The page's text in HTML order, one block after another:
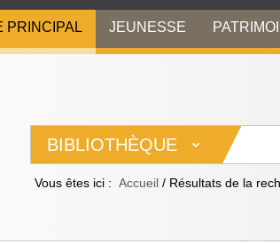
PRINCIPAL JEUNESSE
BIBLIOTHÈQUE
Vous êtes ici : Accueil / Résultats de la